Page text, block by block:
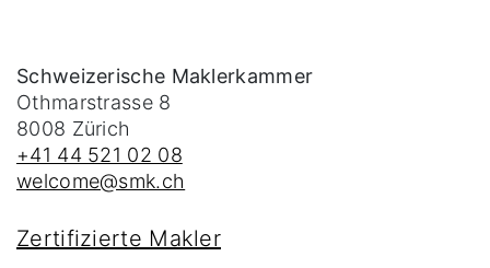
Schweizerische Maklerkammer
Othmarstrasse 8
8008 Zürich
+41 44 521 02 08
welcome@smk.ch
Zertifizierte Makler